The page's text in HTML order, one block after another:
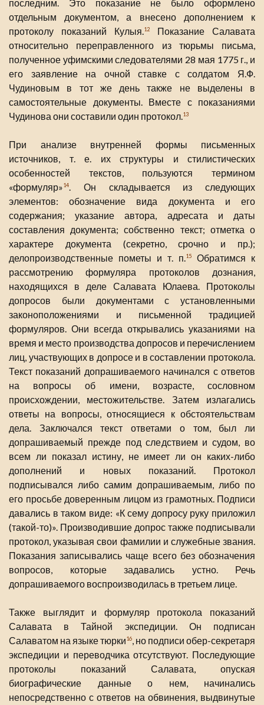
последним. Это показание не было оформлено
отдельным документом, а внесено дополнением к
протоколу показаний Кулыя.12
Показание Салавата
относительно переправленного из тюрьмы письма,
полученное уфимскими следователями 28 мая 1775 г., и
его заявление на очной ставке с солдатом Я.Ф.
Чудиновым в тот же день также не выделены в
самостоятельные документы. Вместе с показаниями
Чудинова они составили один протокол.13
При анализе внутренней формы письменных
источников, т. е. их структуры и стилистических
особенностей текстов, пользуются термином
«формуляр»14. Он складывается из следующих
элементов: обозначение вида документа и его
содержания; указание автора, адресата и даты
составления документа; собственно текст; отметка о
характере документа (секретно, срочно и пр.);
делопроизводственные пометы и т. п.15
Обратимся к
рассмотрению формуляра протоколов дознания,
находящихся в деле Салавата Юлаева. Протоколы
допросов были документами с установленными
законоположениями и письменной традицией
формуляров. Они всегда открывались указаниями на
время и место производства допросов и перечислением
лиц, участвующих в допросе и в составлении протокола.
Текст показаний допрашиваемого начинался с ответов
на вопросы об имени, возрасте, сословном
происхождении, местожительстве. Затем излагались
ответы на вопросы, относящиеся к обстоятельствам
дела. Заключался текст ответами о том, был ли
допрашиваемый прежде под следствием и судом, во
всем ли показал истину, не имеет ли он каких-либо
дополнений и новых показаний. Протокол
подписывался либо самим допрашиваемым, либо по
его просьбе доверенным лицом из грамотных. Подписи
давались в таком виде: «К сему допросу руку приложил
(такой-то)». Производившие допрос также подписывали
протокол, указывая свои фамилии и служебные звания.
Показания записывались чаще всего без обозначения
вопросов, которые задавались устно. Речь
допрашиваемого воспроизводилась в третьем лице.
Также выглядит и формуляр протокола показаний
Салавата в Тайной экспедиции. Он подписан
Салаватом на языке тюрки16, но подписи обер-секретаря
экспедиции и переводчика отсутствуют. Последующие
протоколы показаний Салавата, опуская
биографические данные о нем, начинались
непосредственно с ответов на обвинения, выдвинутые